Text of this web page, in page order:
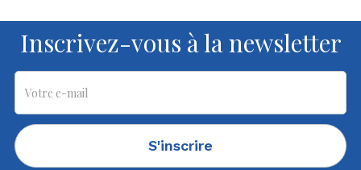
Inscrivez-vous à la newsletter
S'inscrire